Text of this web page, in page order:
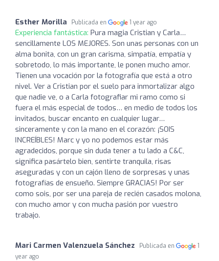
Esther Morilla Publicada en 1 year ago
Experiencia fantástica: Pura magia Cristian y Carla…
sencillamente LOS MEJORES. Son unas personas con un
alma bonita, con un gran carisma, simpatía, empatía y
sobretodo, lo más importante, le ponen mucho amor.
Tienen una vocación por la fotografía que está a otro
nivel. Ver a Cristian por el suelo para inmortalizar algo
que nadie ve, o a Carla fotografiar mi ramo como si
fuera el más especial de todos… en medio de todos los
invitados, buscar encanto en cualquier lugar…
sinceramente y con la mano en el corazón: ¡SOIS
INCREÍBLES! Marc y yo no podemos estar más
agradecidos, porque sin duda tener a tu lado a C&C,
significa pasártelo bien, sentirte tranquila, risas
aseguradas y con un cajón lleno de sorpresas y unas
fotografías de ensueño. Siempre GRACIAS! Por ser
como sois, por ser una pareja de recién casados molona,
con mucho amor y con mucha pasión por vuestro
trabajo.
Mari Carmen Valenzuela Sánchez Publicada en
1
year ago